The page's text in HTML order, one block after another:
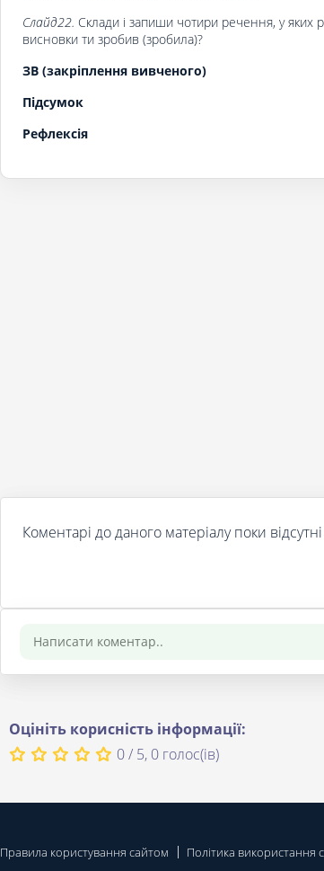
Слайд22. Склади і запиши чотири речення, у яких
висновки ти зробив (зробила)?
ЗВ (закріплення вивченого)
Підсумок
Рефлексія
Коментарі до даного матеріалу поки відсутні
Оцініть корисність інформації:
0 / 5, 0 голос(ів)
Правила користування сайтом Політика використання